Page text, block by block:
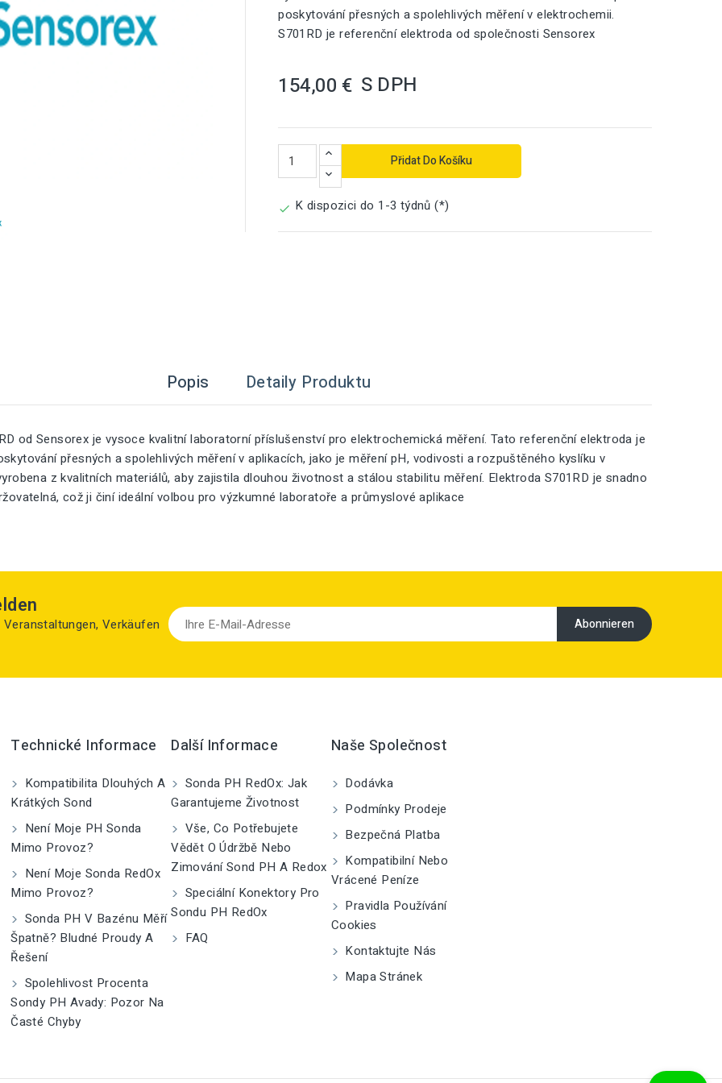
poskytování přesných a spolehlivých měření v elektrochemii.
S701RD je referenční elektroda od společnosti Sensorex
154,00 € S DPH
Přidat Do Košíku
 K dispozici do 1-3 týdnů (*)
Popis Detaily Produktu
od Sensorex je vysoce kvalitní laboratorní příslušenství pro elektrochemická měření. Tato referenční elektroda je
přesných a spolehlivých měření v aplikacích, jako je měření pH, vodivosti a rozpuštěného kyslíku v
z kvalitních materiálů, aby zajistila dlouhou životnost a stálou stabilitu měření. Elektroda S701RD je snadno
což ji činí ideální volbou pro výzkumné laboratoře a průmyslové aplikace
Verkäufen
Technické Informace
Kompatibilita Dlouhých A
Krátkých Sond
Není Moje PH Sonda
Mimo Provoz?
Není Moje Sonda RedOx
Mimo Provoz?
Sonda PH V Bazénu Měří
Špatně? Bludné Proudy A
Řešení
Spolehlivost Procenta
Sondy PH Avady: Pozor Na
Časté Chyby
Další Informace
Sonda PH RedOx: Jak
Garantujeme Životnost
Vše, Co Potřebujete
Vědět O Údržbě Nebo
Zimování Sond PH A Redox
Speciální Konektory Pro
Sondu PH RedOx
FAQ
Naše Společnost
Dodávka
Podmínky Prodeje
Bezpečná Platba
Kompatibilní Nebo
Vrácené Peníze
Pravidla Používání
Cookies
Kontaktujte Nás
Mapa Stránek